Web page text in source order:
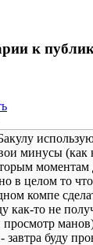
к
минусы (как
в целом то
компе
как-то не
завтра буду